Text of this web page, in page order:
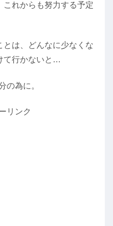
これからも努力する予定
は、どんなに少なくな
て行かないと…
の為に。
リンク